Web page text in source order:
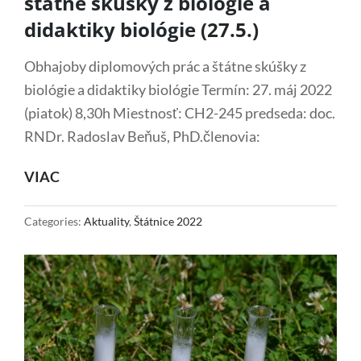
didaktiky biológie (27.5.)
Obhajoby diplomových prác a štátne skúšky z
biológie a didaktiky biológie Termín: 27. máj 2022
(piatok) 8,30h Miestnosť: CH2-245 predseda: doc.
RNDr. Radoslav Beňuš, PhD.členovia:
VIACOBHAJOBY
PRÁC
ŠTÁTNE
SKÚŠKY
Z
BIOLÓGIE
Categories: Aktuality, Štátnice 2022